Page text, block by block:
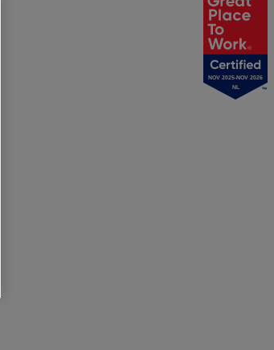
NOV 2025-NOV 2026
NL